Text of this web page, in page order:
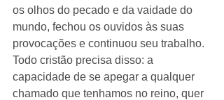
os olhos do pecado e da vaidade do
mundo, fechou os ouvidos às suas
provocações e continuou seu trabalho.
Todo cristão precisa disso: a
capacidade de se apegar a qualquer
chamado que tenhamos no reino, quer